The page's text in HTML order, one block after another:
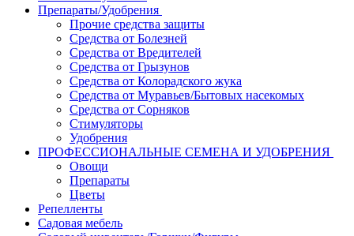
Препараты/Удобрения
Прочие средства защиты
Средства от Болезней
Средства от Вредителей
Средства от Грызунов
Средства от Колорадского жука
Средства от Муравьев/Бытовых насекомых
Средства от Сорняков
Стимуляторы
Удобрения
ПРОФЕССИОНАЛЬНЫЕ СЕМЕНА И УДОБРЕНИЯ
Овощи
Препараты
Цветы
Репелленты
Садовая мебель